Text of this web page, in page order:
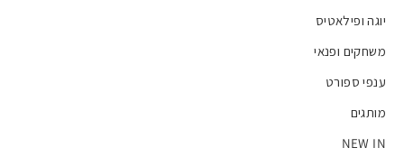
יוגה ופילאטיס
משחקים ופנאי
ענפי ספורט
מותגים
NEW IN